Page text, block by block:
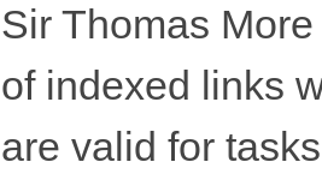
Sir Thomas
of indexed links
are valid for